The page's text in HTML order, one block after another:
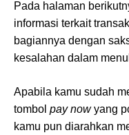
Pada halaman
informasi terkait
bagiannya dengan
kesalahan dalam
Apabila kamu sudah
tombol pay nowyang
kamu pun diarahkan